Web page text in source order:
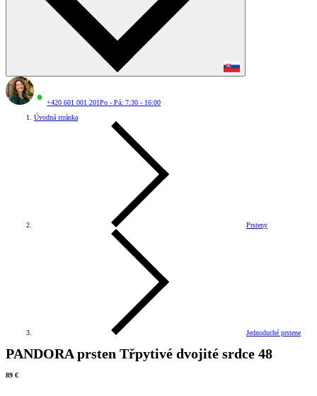
+420 601 001 201Po - Pá: 7:30 - 16:00
Úvodná stránka
Prsteny
Jednoduché prstene
PANDORA prsten Třpytivé dvojité srdce 48
89 €